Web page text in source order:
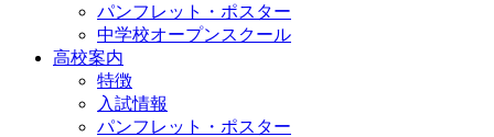
パンフレット・ポスター
中学校オープンスクール
高校案内
特徴
入試情報
パンフレット・ポスター